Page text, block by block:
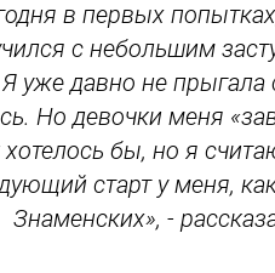
в первых
с небольшим
уже давно не прыгала
Но девочки меня
бы, но я
старт у меня,
Знаменских», -